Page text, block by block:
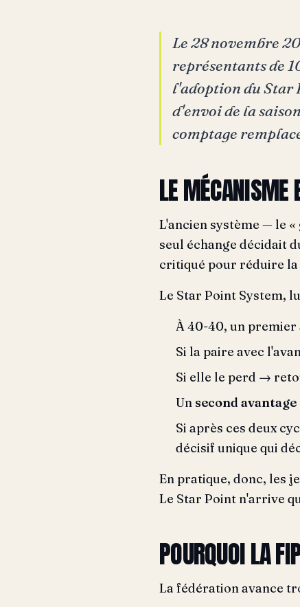
Le 28 novembre
représentants de
l'adoption du Star
d'envoi de la
comptage
LE MÉCANISME
L'ancien système — le
seul échange décidait
critiqué pour réduire la
Le Star Point System,
À 40-40, un premier
Si la paire avec
Si elle le perd →
Un second avantage
Si après ces deux
décisif unique qui
En pratique, donc, les
Le Star Point n'arrive
POURQUOI LA
La fédération avance